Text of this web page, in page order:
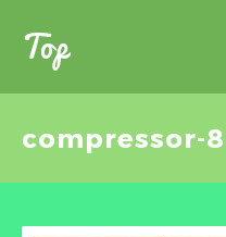
Top
compressor-